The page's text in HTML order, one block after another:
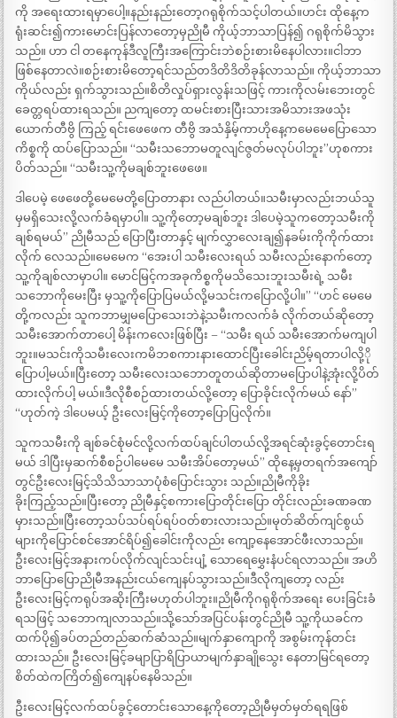
ကို အရေးထားရမှာပေါ့။နည်းနည်းတော့ဂရုစိုက်သင့်ပါတယ်။ဟင်း ထိုနေ့က
ရုံးဆင်း၍ကားမောင်းပြန်လာတော့မှညိုမီ ကိုယ့်ဘာသာပြန်၍ ဂရုစိုက်မိသွား
သည်။ ဟာ ငါ တနေကုန်ဒီလူကြီးအကြောင်းဘဲစဉ်းစားမိနေပါလား။ငါဘာ
ဖြစ်နေတာလဲ။စဉ်းစားမိတော့ရင်သည်တဒိတိဒိတိခုန်လာသည်။ ကိုယ့်ဘာသာ
ကိုယ်လည်း ရှက်သွားသည်။စိတိလှုပ်ရှားလွန်းသဖြင့် ကားကိုလမ်းဘေးတွင်
ခေတ္တရပ်ထားရသည်။ ညကျတော့ ထမင်းစားပြီးသားအမိသားအဖသုံး
ယောက်တီဗွိ ကြည့် ရင်းဖေဖေက တီဗွိ အသံနှိမ့်ကာဟိုနေ့ကမေမေပြောသော
ကိစ္စကို ထပ်ပြောသည်။ “သမီးသဘောမတူလျင်ဇွတ်မလုပ်ပါဘူး”ဟုစကား
ပိတ်သည်။ “သမီးသူ့ကိုမချစ်ဘူးဖေဖေ။
ဒါပေမဲ့ ဖေဖေတို့မေမေတို့ပြောတာနား လည်ပါတယ်။သမီးမှာလည်းဘယ်သူ
မှမရှိသေးလို့လက်ခံရမှာပါ။ သူ့ကိုတော့မချစ်ဘူး ဒါပေမဲ့သူကတော့သမီးကို
ချစ်ရမယ်” ညိုမီသည် ပြောပြီးတာနှင့် မျက်လွှာလေးချ၍နခမ်းကိုကိုက်ထား
လိုက် လေသည်။မေမေက “အေးပါ သမီးလေးရယ် သမီးလည်းနောက်တော့
သူ့ကိုချစ်လာမှာပါ။ မောင်မြင့်ကအခုကိစ္စကိုမသိသေးဘူးသမီးရဲ့ သမီး
သဘောကိုမေးပြီး မှသူ့ကိုပြောပြမယ်လို့မသင်းကပြောလို့ပါ။” “ဟင် မေမေ
တို့ကလည်း သူကဘာမျှမပြောသေးဘဲနဲ့သမီးကလက်ခံ လိုက်တယ်ဆိုတော့
သမီးအောက်တာပေါ့ မိန်းကလေးဖြစ်ပြီး – “သမီး ရယ် သမီးအောက်မကျပါ
ဘူး။မသင်းကိုသမီးလေးကမိဘစကားနားထောင်ပြီးခေါင်းညိမ့်ရတာပါလို့ို
ပြောပါ့မယ်။ပြီးတော့ သမီးလေးသဘောတူတယ်ဆိုတာမပြောပါနဲ့အုံးလို့ပိတ်
ထားလိုက်ပါ့ မယ်။ဒီလိုစီစဉ်ထားတယ်လို့တော့ ပြောခိုင်းလိုက်မယ် နော်”
“ဟုတ်ကဲ့ ဒါပေမယ့် ဦးလေးမြင့်ကိုတော့ပြောပြလိုက်။
သူကသမီးကို ချစ်ခင်စုံမင်လို့လက်ထပ်ချင်ပါတယ်လို့အရင်ဆုံးခွင့်တောင်းရ
မယ် ဒါပြီးမှဆက်စီစဉ်ပါမေမေ သမီးအိပ်တော့မယ်” ထိုနေ့မှတရက်အကျော်
တွင်ဦးလေးမြင့်သိသိသာသာပုံစံပြောင်းသွား သည်။ညိုမီကိုခိုး
ခိုးကြည့်သည်။ပြီးတော့ ညိုမီနှင့်စကားပြောတိုင်းပြော တိုင်းလည်းခဏခဏ
မှားသည်။ပြီးတော့သပ်သပ်ရပ်ရပ်ဝတ်စားလားသည်။မုတ်ဆိတ်ကျင်စွယ်
များကိုပြောင်စင်အောင်ရိပ်၍ခေါင်းကိုလည်း ကျော့နေအောင်ဖီးလာသည်။
ဦးလေးမြင့်အနားကပ်လိုက်လျင်သင်းပျံ့ သောရေမွှေးနံပင်ရလာသည်။ အဟိ
ဘာပြောပြောညိုမီအနည်းငယ်ကျေနပ်သွားသည်။ဒီလိုကျတော့ လည်း
ဦးလေးမြင့်ကရုပ်အဆိုးကြီးမဟုတ်ပါဘူး။ညိုမီကိုဂရုစိုက်အရေး ပေးခြင်းခံ
ရသဖြင့် သဘောကျလာသည်။သို့သော်အပြင်ပန်းတွင်ညိုမီ သူ့ကိုယခင်က
ထက်ပို၍ခပ်တည်တည်ဆက်ဆံသည်။မျက်နှာကျောကို အစွမ်းကုန်တင်း
ထားသည်။ ဦးလေးမြင့်ခမျာပြာရိပြာယာမျက်နှာချိုသွေး နေတာမြင်ရတော့
စိတ်ထဲကကြိတ်၍ကျေနပ်နေမိသည်။
ဦးလေးမြင့်လက်ထပ်ခွင့်တောင်းသောနေ့ကိုတော့ညိုမီမှတ်မှတ်ရရဖြစ်